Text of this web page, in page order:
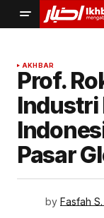
AKHBAR
Prof.
Industri
Pasar
by Fasfah